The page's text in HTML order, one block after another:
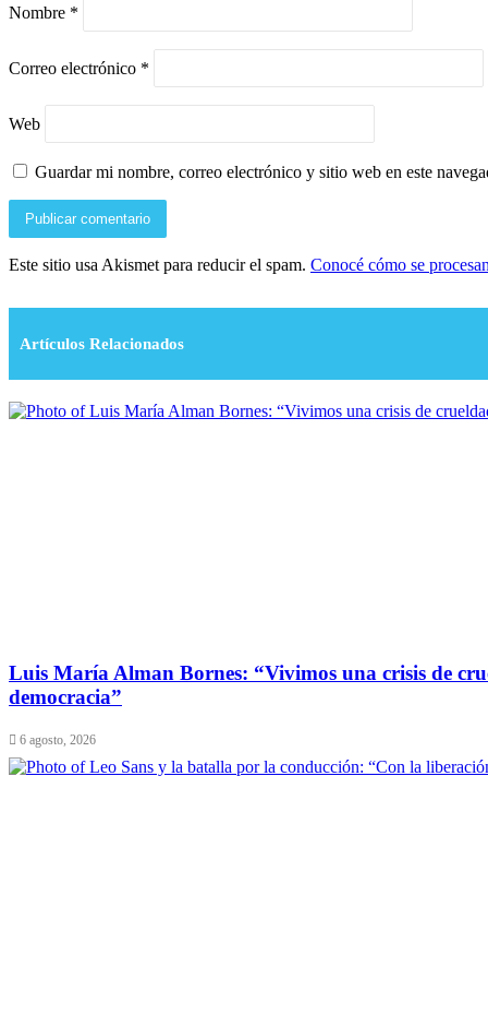
Nombre *
Correo electrónico *
Web
Guardar mi nombre, correo electrónico y sitio web en este
Este sitio usa Akismet para reducir el spam. Conocé cómo se
Artículos Relacionados
Luis María Alman Bornes: “Vivimos una crisis de
democracia”
6 agosto, 2026